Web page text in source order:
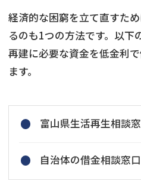
経済的な困窮を立て直すた
るのも1つの方法です。以下
再建に必要な資金を低金利
ます。
富山県生活再生相談
自治体の借金相談窓口